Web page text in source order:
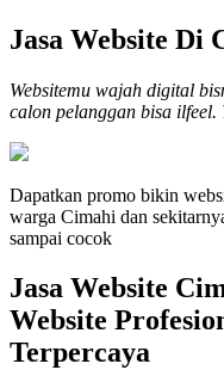
Jasa Website Di
Websitemu wajah digital
calon pelanggan bisa ilfeel.
Dapatkan promo bikin
warga Cimahi dan
sampai cocok
Jasa Website
Website
Terpercaya